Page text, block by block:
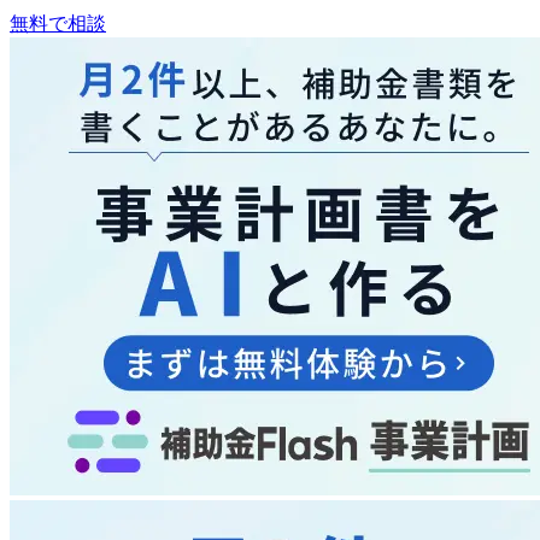
無料で相談